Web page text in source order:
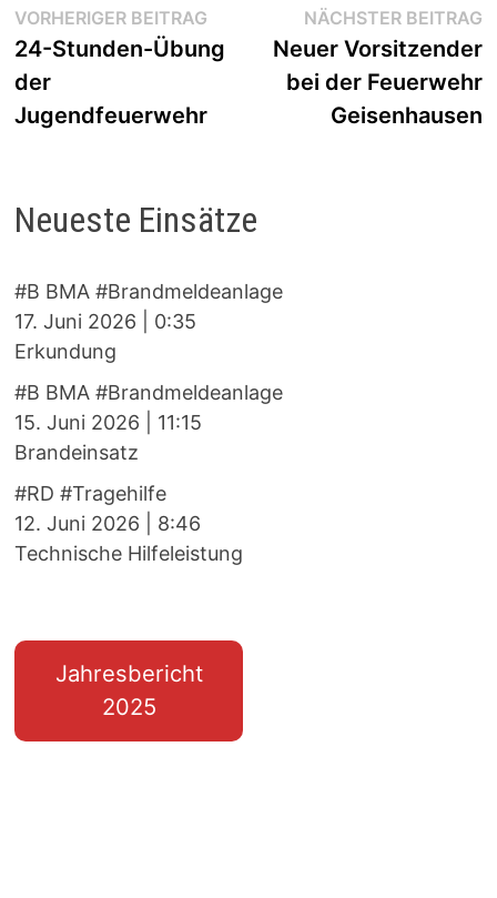
Beitragsnavigation
VORHERIGER BEITRAGVorheriger
Beitrag:
24-Stunden-Übung
der
Jugendfeuerwehr
NÄCHSTER BEITRAG
Neuer Vorsitzender
bei der Feuerwehr
Geisenhausen
Neueste Einsätze
#B BMA #Brandmeldeanlage
17. Juni 2026
0:35
Erkundung
#B BMA #Brandmeldeanlage
15. Juni 2026
11:15
Brandeinsatz
#RD #Tragehilfe
12. Juni 2026
8:46
Technische Hilfeleistung
Jahresbericht
2025